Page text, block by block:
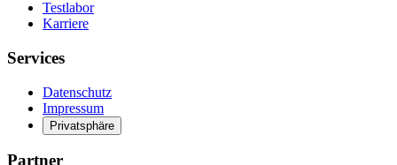
Testlabor
Karriere
Services
Datenschutz
Impressum
Privatsphäre
Partner